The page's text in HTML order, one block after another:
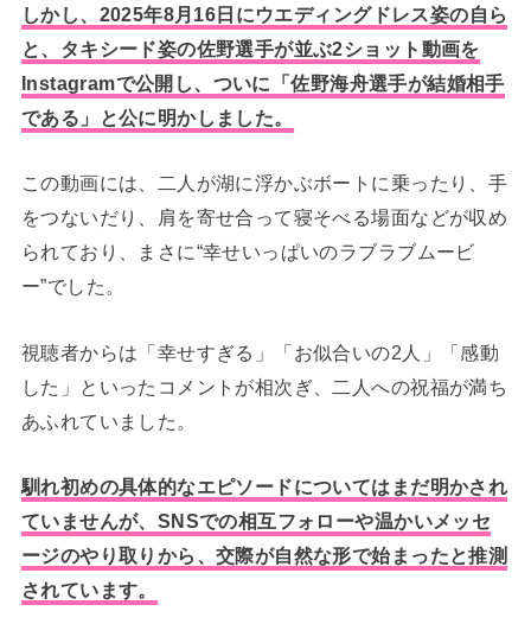
しかし、2025年8月16日にウエディングドレス姿の自ら
と、タキシード姿の佐野選手が並ぶ2ショット動画を
Instagramで公開し、ついに「佐野海舟選手が結婚相手
である」と公に明かしました。
この動画には、二人が湖に浮かぶボートに乗ったり、手
をつないだり、肩を寄せ合って寝そべる場面などが収め
られており、まさに“幸せいっぱいのラブラブムービ
ー”でした 。
視聴者からは「幸せすぎる」「お似合いの2人」「感動
した」といったコメントが相次ぎ、二人への祝福が満ち
あふれていました 。
馴れ初めの具体的なエピソードについてはまだ明かされ
ていませんが、SNSでの相互フォローや温かいメッセ
ージのやり取りから、交際が自然な形で始まったと推測
されています。